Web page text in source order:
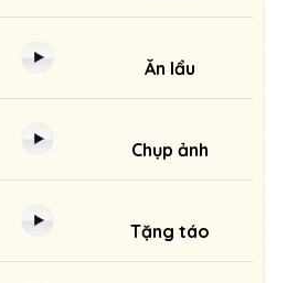
Ăn lẩu
Chụp ảnh
Tặng táo